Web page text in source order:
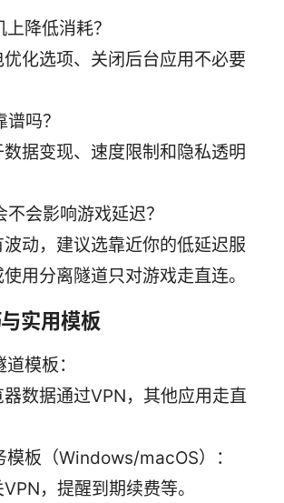
降低消耗？
优化选项、关闭后台应用不必要
吗？
据变现、速度限制和隐私透明
会影响游戏延迟？
波动，建议选靠近你的低延迟服
用分离隧道只对游戏走直连。
实用模板
模板：
数据通过VPN，其他应用走直
模板（Windows/macOS）：
，提醒到期续费等。